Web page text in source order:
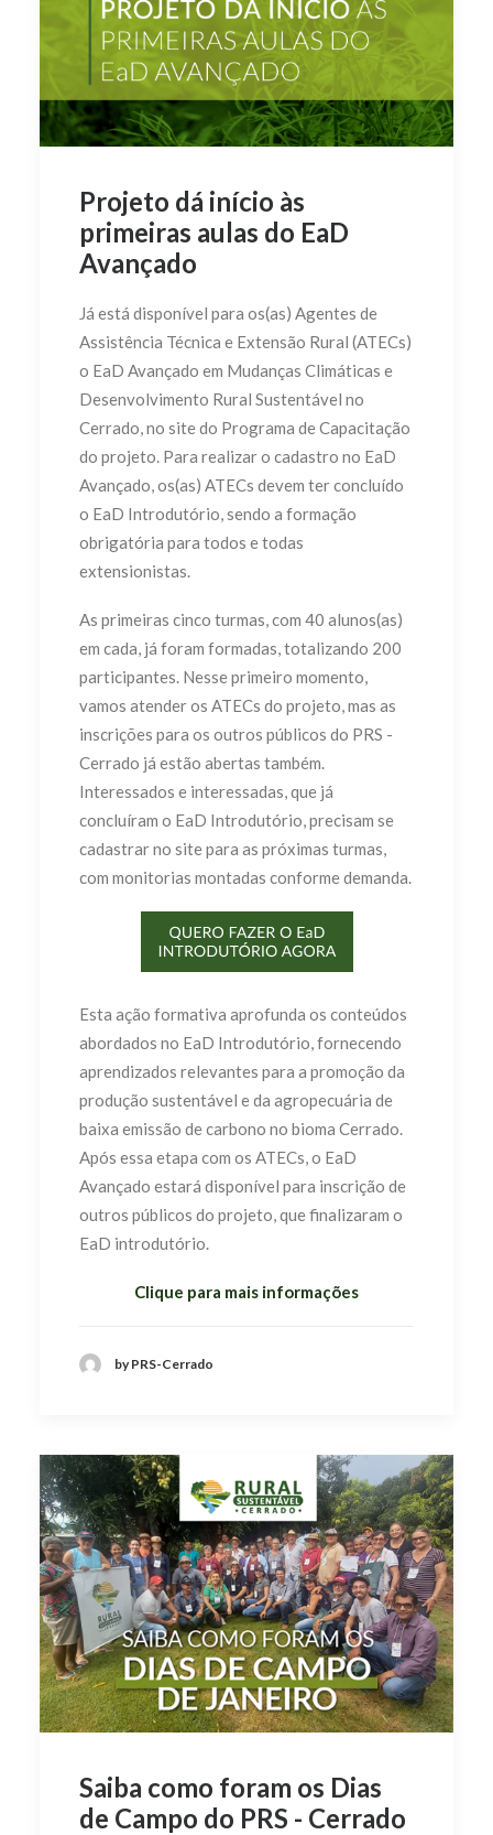
Projeto dá início às
primeiras aulas do EaD
Avançado
Já está disponível para os(as) Agentes de
Assistência Técnica e Extensão Rural (ATECs)
o EaD Avançado em Mudanças Climáticas e
Desenvolvimento Rural Sustentável no
Cerrado, no site do Programa de Capacitação
do projeto. Para realizar o cadastro no EaD
Avançado, os(as) ATECs devem ter concluído
o EaD Introdutório, sendo a formação
obrigatória para todos e todas
extensionistas.
As primeiras cinco turmas, com 40 alunos(as)
em cada, já foram formadas, totalizando 200
participantes. Nesse primeiro momento,
vamos atender os ATECs do projeto, mas as
inscrições para os outros públicos do PRS -
Cerrado já estão abertas também.
Interessados e interessadas, que já
concluíram o EaD Introdutório, precisam se
cadastrar no site para as próximas turmas,
com monitorias montadas conforme demanda.
Esta ação formativa aprofunda os conteúdos
abordados no EaD Introdutório, fornecendo
aprendizados relevantes para a promoção da
produção sustentável e da agropecuária de
baixa emissão de carbono no bioma Cerrado.
Após essa etapa com os ATECs, o EaD
Avançado estará disponível para inscrição de
outros públicos do projeto, que finalizaram o
EaD introdutório.
Clique para mais informações
by PRS-Cerrado
Saiba como foram os Dias
de Campo do PRS - Cerrado